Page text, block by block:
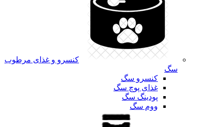
کنسرو و غذای مرطوب
سگ
کنسرو سگ
غذای پوچ سگ
پودینگ سگ
ووم سگ